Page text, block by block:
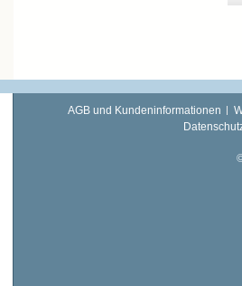
AGB und Kundeninformationen